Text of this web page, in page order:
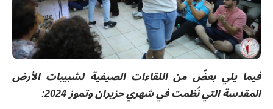
فيما يلي بعضٌ من اللقاءات الصيفية لشبيبات الأرض
المقدسة التي نُظمت في شهري حزيران وتموز2024: